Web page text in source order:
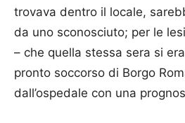
trovava dentro il locale,
da uno sconosciuto; per le
– che quella stessa sera si
pronto soccorso di Borgo
dall’ospedale con una